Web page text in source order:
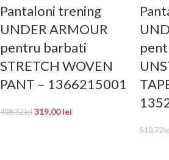
Pantaloni trening
UNDER ARMOUR
pentru barbati
STRETCH WOVEN
PANT – 1366215001
408,32lei 319,00lei
510,72